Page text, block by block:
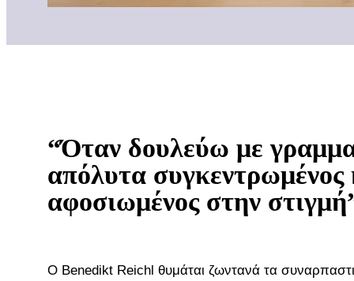
“Όταν δουλεύω με
απόλυτα συγκεντρωμένος
αφοσιωμένος στην
Ο Benedikt Reichl θυμάται ζωντανά τα